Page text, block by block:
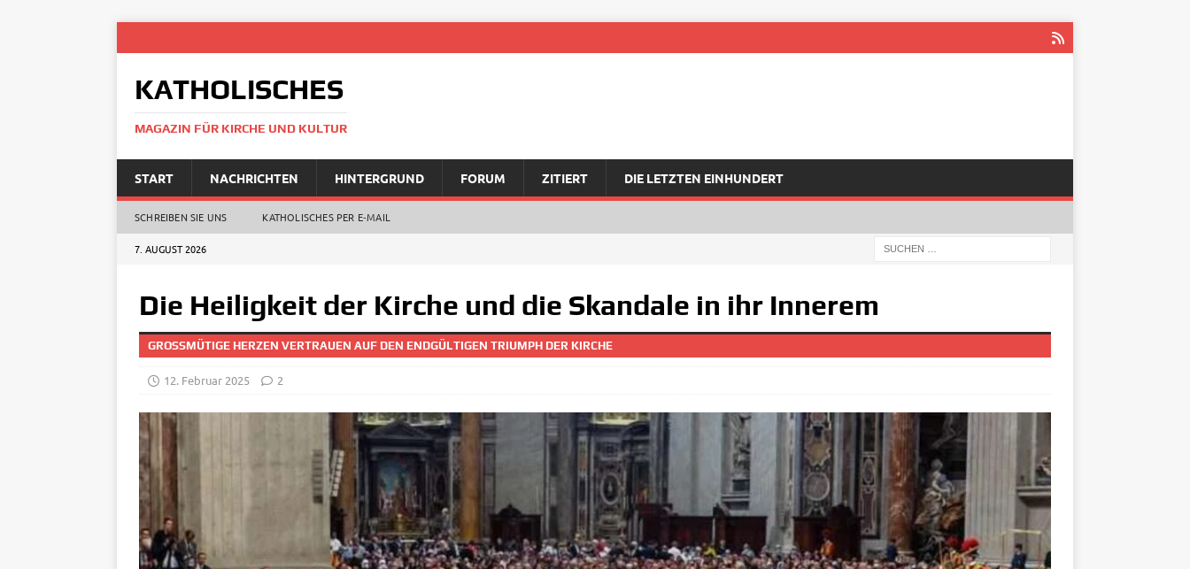
KATHOLISCHES
MAGAZIN FÜR KIRCHE UND KULTUR
START NACHRICHTEN HINTERGRUND FORUM ZITIERT DIE LETZTEN EINHUNDERT
SCHREIBEN SIE UNS KATHOLISCHES PER E‑MAIL
7. AUGUST 2026
Die Heiligkeit der Kirche und die Skandale in ihr Innerem
GROSSMÜTIGE HERZEN VERTRAUEN AUF DEN ENDGÜLTIGEN TRIUMPH DER KIRCHE
12. Februar 2025 2